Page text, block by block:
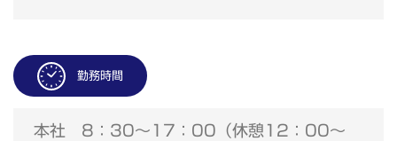
勤務時間
本社 8：30～17：00（休憩12：00～